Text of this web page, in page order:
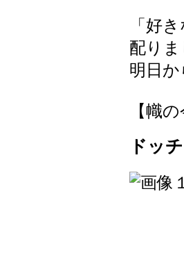
「好
配り
明日
【幟
ドッ